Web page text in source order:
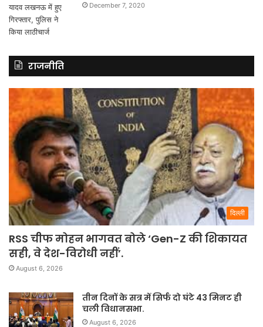
December 7, 2020
राजनीति
दिल्ली
RSS चीफ मोहन भागवत बोले ‘Gen-Z की शिकायत
सही, वे देश-विरोधी नहीं’.
August 6, 2026
तीन दिनों के सत्र में सिर्फ दो घंटे 43 मिनट ही
चली विधानसभा.
August 6, 2026